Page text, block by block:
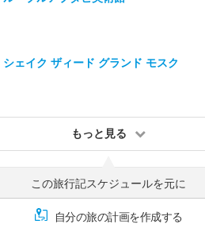
シェイク ザィード グランド モスク
もっと見る
この旅行記スケジュールを元に
自分の旅の計画を作成する